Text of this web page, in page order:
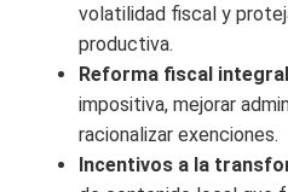
volatilidad fiscal y
productiva.
Reforma fiscal
impositiva, mejorar
racionalizar exenciones.
Incentivos a la